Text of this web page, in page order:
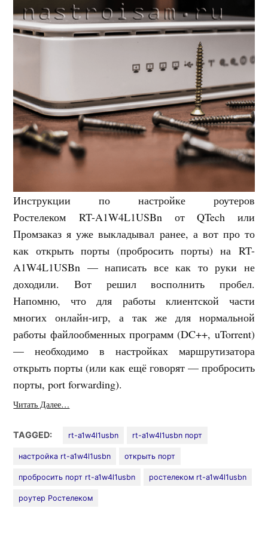
Инструкции по настройке роутеров
Ростелеком RT-A1W4L1USBn от QTech или
Промзаказ я уже выкладывал ранее, а вот про то
как открыть порты (пробросить порты) на RT-
A1W4L1USBn — написать все как то руки не
доходили. Вот решил восполнить пробел.
Напомню, что для работы клиентской части
многих онлайн-игр, а так же для нормальной
работы файлообменных программ (DC++, uTorrent)
— необходимо в настройках маршрутизатора
открыть порты (или как ещё говорят — пробросить
порты, port forwarding).
Читать Далее…
TAGGED: rt-a1w4l1usbn rt-a1w4l1usbn порт
настройка rt-a1w4l1usbn открыть порт
пробросить порт rt-a1w4l1usbn ростелеком rt-a1w4l1usbn
роутер Ростелеком